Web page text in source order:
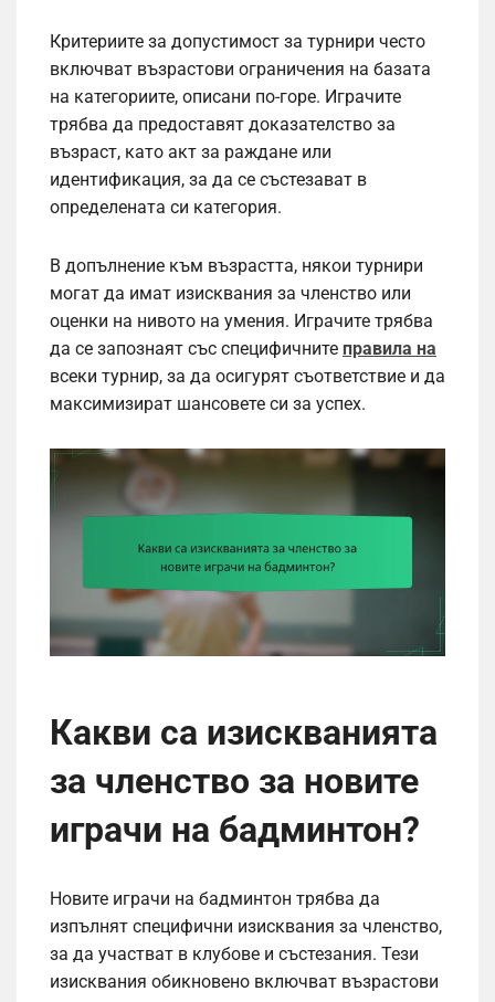
Критериите за допустимост за турнири често
включват възрастови ограничения на базата
на категориите, описани по-горе. Играчите
трябва да предоставят доказателство за
възраст, като акт за раждане или
идентификация, за да се състезават в
определената си категория.
В допълнение към възрастта, някои турнири
могат да имат изисквания за членство или
оценки на нивото на умения. Играчите трябва
да се запознаят със специфичните правила на
всеки турнир, за да осигурят съответствие и да
максимизират шансовете си за успех.
Какви са изискванията
за членство за новите
играчи на бадминтон?
Новите играчи на бадминтон трябва да
изпълнят специфични изисквания за членство,
за да участват в клубове и състезания. Тези
изисквания обикновено включват възрастови